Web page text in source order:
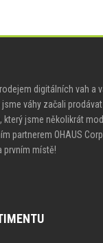
digitálních vah a
váhy začali
který jsme několikrát
partnerem OHAUS
prvním místě!